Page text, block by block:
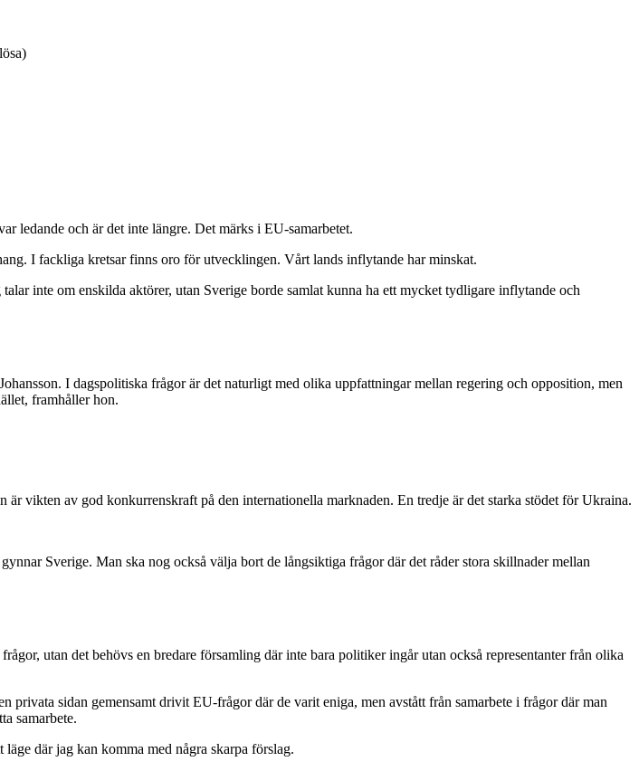
ledande och är det inte längre. Det märks i EU-samarbetet.
I fackliga kretsar finns oro för utvecklingen. Vårt lands inflytande har minskat.
inte om enskilda aktörer, utan Sverige borde samlat kunna ha ett mycket tydligare inflytande och
I dagspolitiska frågor är det naturligt med olika uppfattningar mellan regering och opposition, men
framhåller hon.
vikten av god konkurrenskraft på den internationella marknaden. En tredje är det starka stödet för Ukraina.
Sverige. Man ska nog också välja bort de långsiktiga frågor där det råder stora skillnader mellan
utan det behövs en bredare församling där inte bara politiker ingår utan också representanter från olika
sidan gemensamt drivit EU-frågor där de varit eniga, men avstått från samarbete i frågor där man
samarbete.
där jag kan komma med några skarpa förslag.